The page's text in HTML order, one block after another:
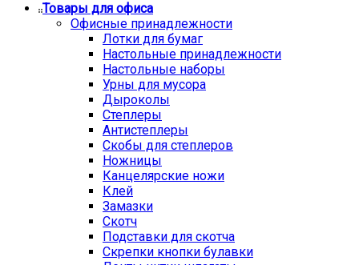
Товары для офиса
Офисные принадлежности
Лотки для бумаг
Настольные принадлежности
Настольные наборы
Урны для мусора
Дыроколы
Степлеры
Антистеплеры
Скобы для степлеров
Ножницы
Канцелярские ножи
Клей
Замазки
Скотч
Подставки для скотча
Скрепки кнопки булавки